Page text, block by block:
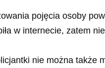
pojęcia osoby
w internecie, zatem
nie można także